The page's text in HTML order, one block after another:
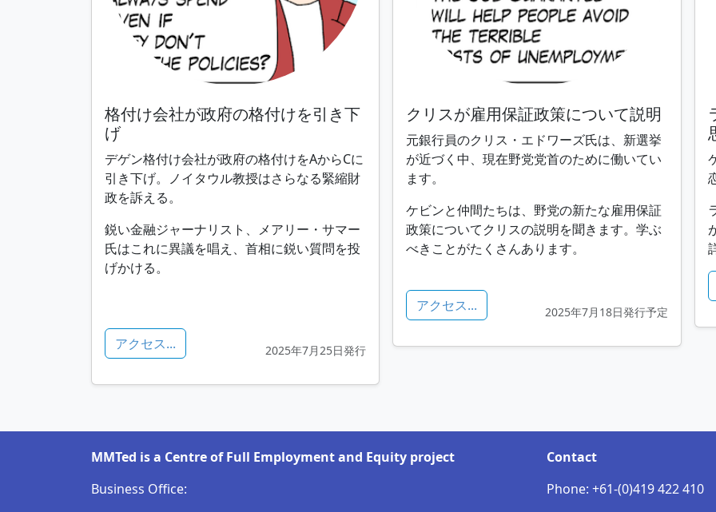
格付け会社が政府の格付けを引き下
げ
デゲン格付け会社が政府の格付けをAからCに
引き下げ。ノイタウル教授はさらなる緊縮財
政を訴える。
鋭い金融ジャーナリスト、メアリー・サマー
氏はこれに異議を唱え、首相に鋭い質問を投
げかける。
アクセス... 2025年7月25日発行
クリスが雇用保証政策について説明
元銀行員のクリス・エドワーズ氏は、新選挙
が近づく中、現在野党党首のために働いてい
ます。
ケビンと仲間たちは、野党の新たな雇用保証
政策についてクリスの説明を聞きます。学ぶ
べきことがたくさんあります。
アクセス... 2025年7月18日発行予定
MMTed is a Centre of Full Employment and Equity project
Business Office:
Contact
Phone: +61-(0)419 422 410